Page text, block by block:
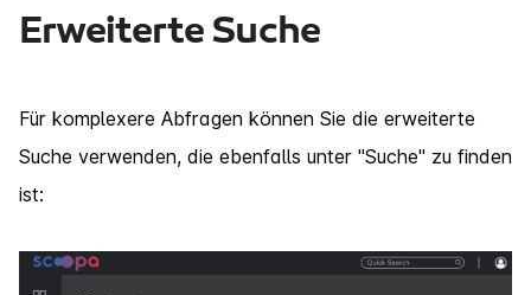
Erweiterte Suche
Für komplexere Abfragen können Sie die erweiterte
Suche verwenden, die ebenfalls unter "Suche" zu finden
ist: